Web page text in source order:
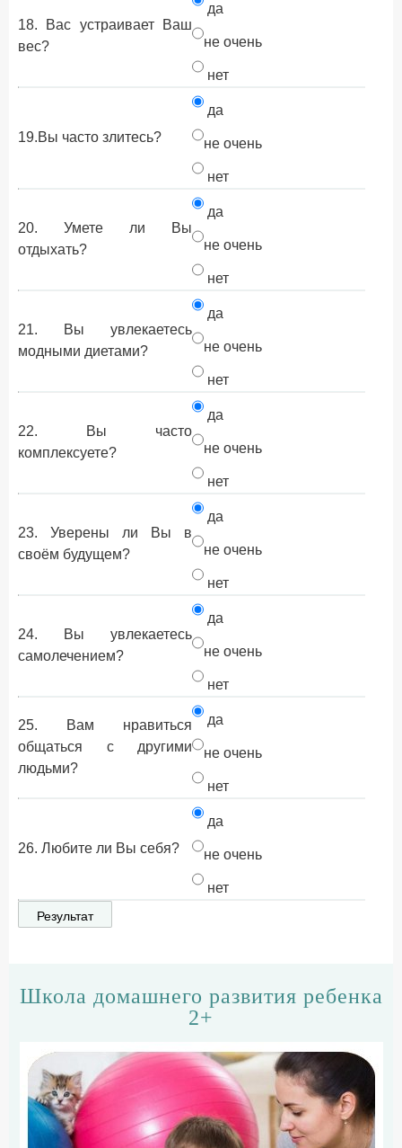
18. Вас устраивает Ваш
вес?
да
не очень
нет
19.Вы часто злитесь?
да
не очень
нет
20. Умете ли Вы
отдыхать?
да
не очень
нет
21. Вы увлекаетесь
модными диетами?
да
не очень
нет
22. Вы часто
комплексуете?
да
не очень
нет
23. Уверены ли Вы в
своём будущем?
да
не очень
нет
24. Вы увлекаетесь
самолечением?
да
не очень
нет
25. Вам нравиться
общаться с другими
людьми?
да
не очень
нет
26. Любите ли Вы себя?
да
не очень
нет
Школа домашнего развития ребенка
2+